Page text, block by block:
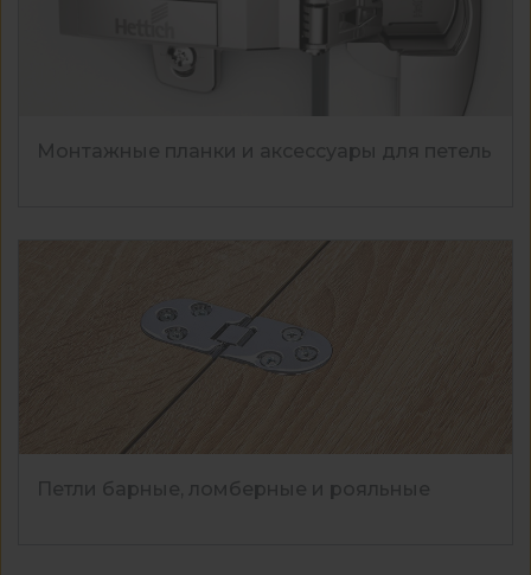
Монтажные планки и аксессуары для петель
Петли барные, ломберные и рояльные